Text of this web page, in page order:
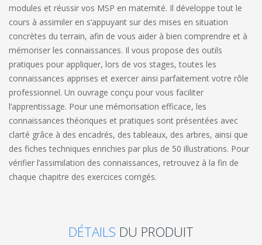
modules et réussir vos MSP en maternité. Il développe tout le
cours à assimiler en s’appuyant sur des mises en situation
concrètes du terrain, afin de vous aider à bien comprendre et à
mémoriser les connaissances. Il vous propose des outils
pratiques pour appliquer, lors de vos stages, toutes les
connaissances apprises et exercer ainsi parfaitement votre rôle
professionnel. Un ouvrage conçu pour vous faciliter
l’apprentissage. Pour une mémorisation efficace, les
connaissances théoriques et pratiques sont présentées avec
clarté grâce à des encadrés, des tableaux, des arbres, ainsi que
des fiches techniques enrichies par plus de 50 illustrations. Pour
vérifier l’assimilation des connaissances, retrouvez à la fin de
chaque chapitre des exercices corrigés.
DÉTAILS DU PRODUIT